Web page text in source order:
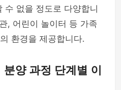
수 없을 정도로 다양합니
, 어린이 놀이터 등 가족
환경을 제공합니다.
양 과정 단계별 이